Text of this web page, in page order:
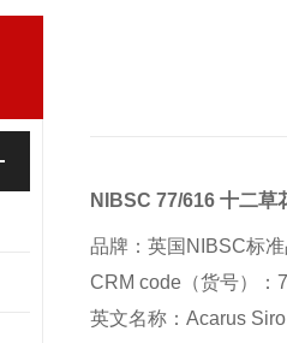
NIBSC 77/616 十二草
品牌：英国NIBSC标准
CRM code（货号）：
英文名称：Acarus